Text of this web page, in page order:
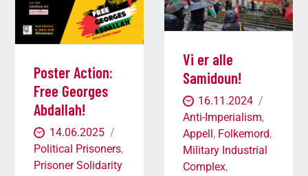
Poster Action:
Free Georges
Abdallah!
14.06.2025
Political Prisoners,
Prisoner Solidarity
Vi er alle
Samidoun!
16.11.2024
Anti-Imperialism,
Appell, Folkemord,
Military Industrial
Complex,